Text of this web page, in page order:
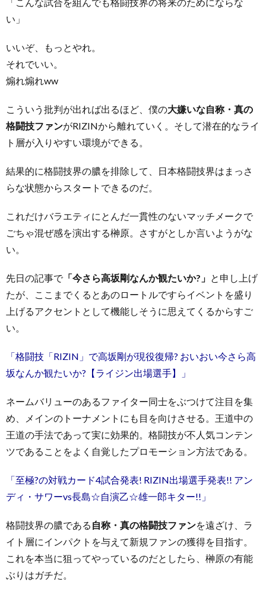
い」
いいぞ、もっとやれ。
それでいい。
煽れ煽れww
こういう批判が出れば出るほど、僕の大嫌いな自称・真の
格闘技ファンがRIZINから離れていく。そして潜在的なライ
ト層が入りやすい環境ができる。
結果的に格闘技界の膿を排除して、日本格闘技界はまっさ
らな状態からスタートできるのだ。
これだけバラエティにとんだ一貫性のないマッチメークで
ごちゃ混ぜ感を演出する榊原。さすがとしか言いようがな
い。
先日の記事で「今さら高坂剛なんか観たいか?」 と申し上げ
たが、ここまでくるとあのロートルですらイベントを盛り
上げるアクセントとして機能しそうに思えてくるからすご
い。
「格闘技「RIZIN」で高坂剛が現役復帰? おいおい今さら高
坂なんか観たいか?【ライジン出場選手】」
ネームバリューのあるファイター同士をぶつけて注目を集
め、メインのトーナメントにも目を向けさせる。王道中の
王道の手法であって実に効果的。格闘技が不人気コンテン
ツであることをよく自覚したプロモーション方法である。
「至極?の対戦カード4試合発表! RIZIN出場選手発表!! アン
ディ・サワーvs長島☆自演乙☆雄一郎キター!!」
格闘技界の膿である 自称・真の格闘技ファンを遠ざけ、ラ
イト層にインパクトを与えて新規ファンの獲得を目指す。
これを本当に狙ってやっているのだとしたら、榊原の有能
ぶりはガチだ。